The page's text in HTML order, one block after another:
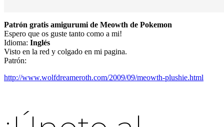
Patrón gratis amigurumi de Meowth de Pokemon
Espero que os guste tanto como a mi!
Idioma: Inglés
Visto en la red y colgado en mi pagina.
Patrón:
http://www.wolfdreameroth.com/2009/09/meowth-plushie.html